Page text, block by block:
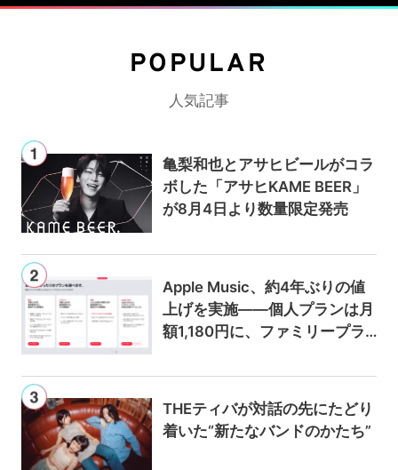
POPULAR
人気記事
亀梨和也とアサヒビールがコラ
ボした「アサヒKAME BEER」
が8月4日より数量限定発売
Apple Music、約4年ぶりの値
上げを実施——個人プランは月
額1,180円に、ファミリープラ
THEティバが対話の先にたどり
着いた“新たなバンドのかたち”